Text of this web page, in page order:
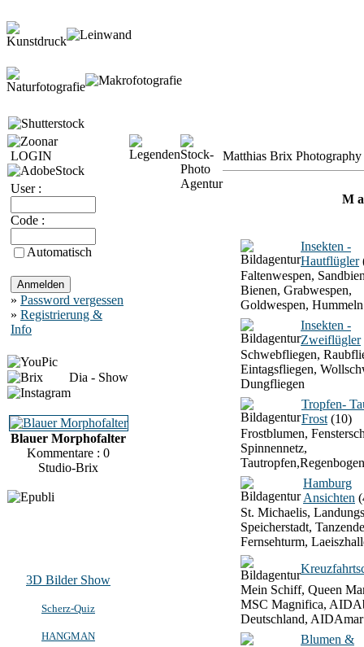
LOGIN
User :
Code :
Automatisch
» Password vergessen
» Registrierung &
Info
Dia - Show
Blauer Morphofalter
Kommentare : 0
Studio-Brix
3D Bilder Show
Scherz-Quiz
HANGMAN
Matthias Brix
M
Insekten -
Hautflügler
Faltenwespen,
Bienen, Grabwespen,
Goldwespen, Hummeln
Insekten -
Zweiflügler
Schwebfliegen,
Eintagsfliegen,
Dungfliegen
Tropfen-
Frost (10)
Frostblumen,
Spinnennetz,
Hamburg
Ansichten
St. Michaelis,
Speicherstadt,
Fernsehturm,
Mein Schiff, Queen
MSC Magnifica,
Deutschland, AIDAmar
Blumen &